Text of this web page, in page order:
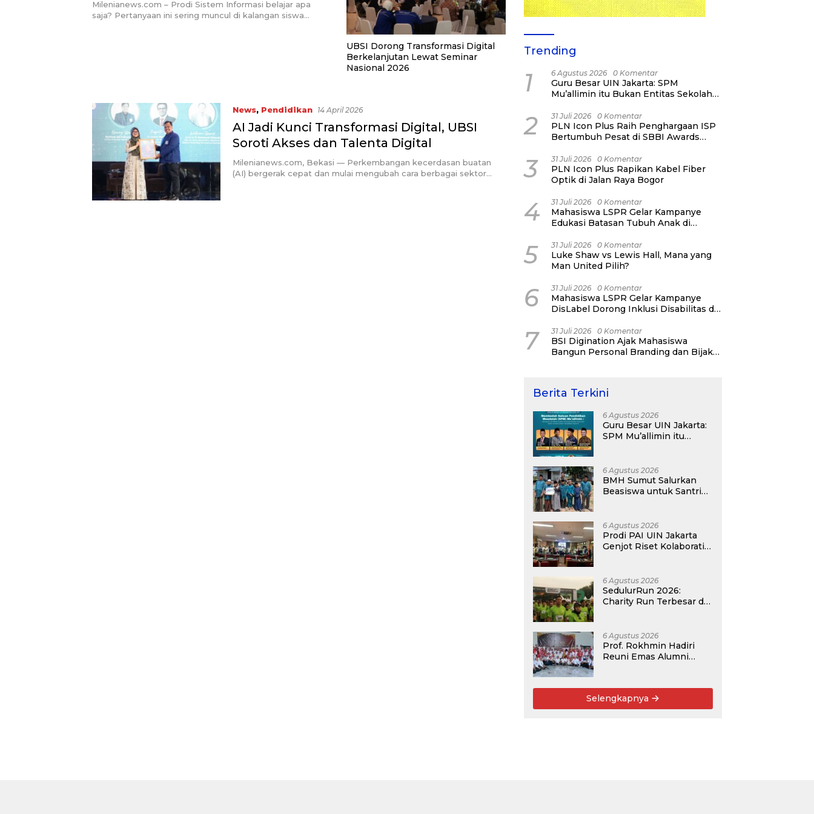
Milenianews.com – Prodi Sistem Informasi belajar apa
saja? Pertanyaan ini sering muncul di kalangan siswa…
UBSI Dorong Transformasi Digital
Berkelanjutan Lewat Seminar
Nasional 2026
News, Pendidikan 14 April 2026
AI Jadi Kunci Transformasi Digital, UBSI
Soroti Akses dan Talenta Digital
Milenianews.com, Bekasi — Perkembangan kecerdasan buatan
(AI) bergerak cepat dan mulai mengubah cara berbagai sektor…
Trending
1 6 Agustus 2026 0 Komentar
Guru Besar UIN Jakarta: SPM
Mu’allimin itu Bukan Entitas Sekolah
2 31 Juli 2026 0 Komentar
PLN Icon Plus Raih Penghargaan ISP
Bertumbuh Pesat di SBBI Awards
3 31 Juli 2026 0 Komentar
PLN Icon Plus Rapikan Kabel Fiber
Optik di Jalan Raya Bogor
4 31 Juli 2026 0 Komentar
Mahasiswa LSPR Gelar Kampanye
Edukasi Batasan Tubuh Anak di
5 31 Juli 2026 0 Komentar
Luke Shaw vs Lewis Hall, Mana yang
Man United Pilih?
6 31 Juli 2026 0 Komentar
Mahasiswa LSPR Gelar Kampanye
DisLabel Dorong Inklusi Disabilitas di
7 31 Juli 2026 0 Komentar
BSI Digination Ajak Mahasiswa
Bangun Personal Branding dan Bijak
Berita Terkini
6 Agustus 2026
Guru Besar UIN Jakarta:
SPM Mu’allimin itu
6 Agustus 2026
BMH Sumut Salurkan
Beasiswa untuk Santri
6 Agustus 2026
Prodi PAI UIN Jakarta
Genjot Riset Kolaboratif,
6 Agustus 2026
SedulurRun 2026:
Charity Run Terbesar di
3.000 Peserta untuk
Dukung Pendidikan
Santri dan Guru Honorer
6 Agustus 2026
Prof. Rokhmin Hadiri
Reuni Emas Alumni
Lalu Kita Pernah
Bersama
Selengkapnya